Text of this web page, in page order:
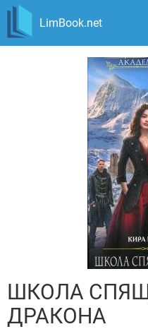
LimBook.net
ШКОЛА
ДРАКОНА